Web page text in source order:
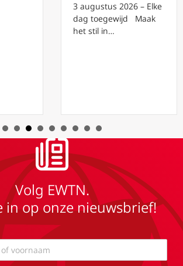
3 augustus 2026 – Elke
dag toegewijd Maak
het stil in…
Volg EWTN.
in op onze nieuwsbrief!